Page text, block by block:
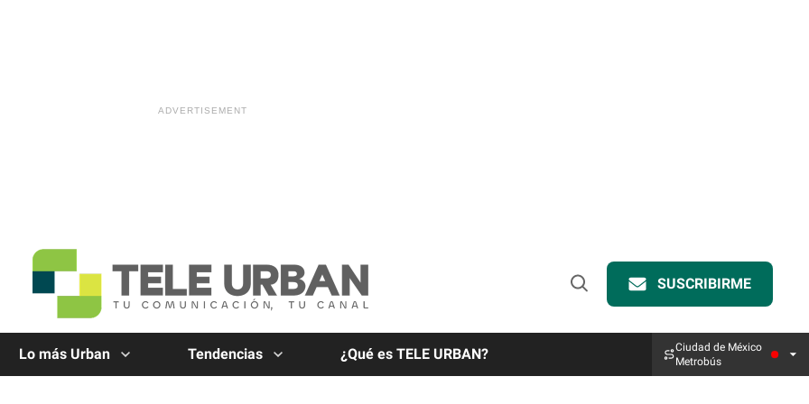
Open
SUSCRIBIRME
Lo más Urban Tendencias ¿Qué es TELE URBAN?
Ciudad de México
Metrobús